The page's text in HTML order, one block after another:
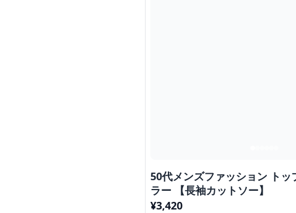
50代メンズファッション トッ
ラー 【長袖カットソー】
¥3,420